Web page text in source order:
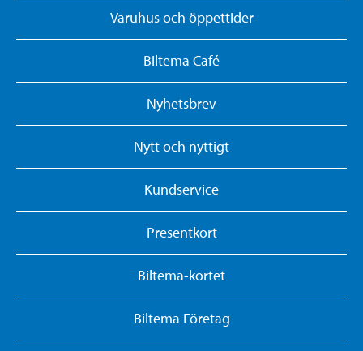
Varuhus och öppettider
Biltema Café
Nyhetsbrev
Nytt och nyttigt
Kundservice
Presentkort
Biltema-kortet
Biltema Företag